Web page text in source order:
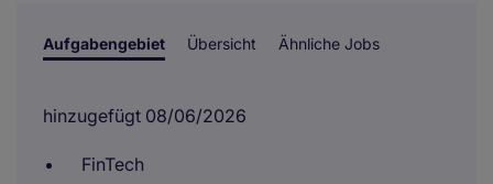
Aufgabengebiet Übersicht Ähnliche Jobs
hinzugefügt 08/06/2026
FinTech